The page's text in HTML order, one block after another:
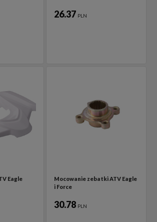
26.37 PLN
Eagle
Mocowanie zebatki ATV Eagle
i Force
30.78 PLN